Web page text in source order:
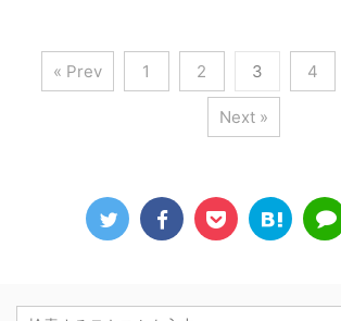
« Prev 1 2 3 4
Next »